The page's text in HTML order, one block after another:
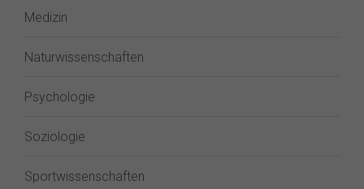
Medizin
Naturwissenschaften
Psychologie
Soziologie
Sportwissenschaften